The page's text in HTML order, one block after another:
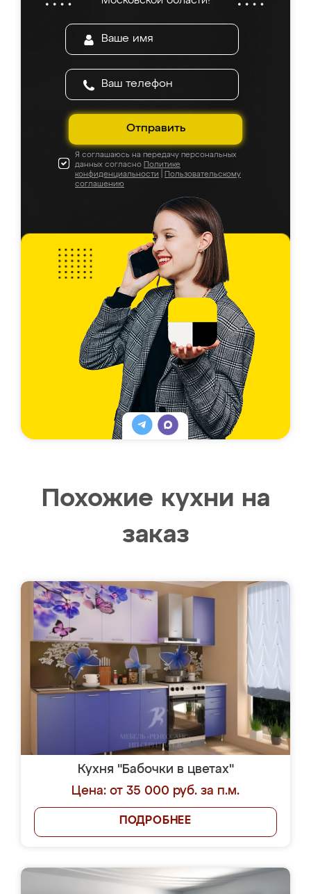
Отправить
Я соглашаюсь на передачу персональных
данных согласно Политике
конфиденциальности
Пользовательскому
соглашению
Похожие кухни на
заказ
Кухня "Бабочки в цветах"
Цена: от 35 000 руб. за п.м.
ПОДРОБНЕЕ